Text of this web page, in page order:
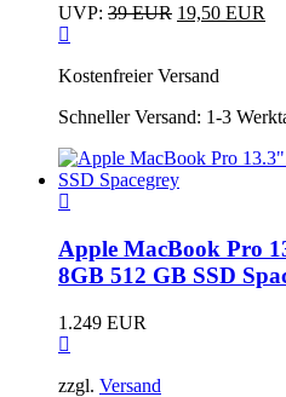
Die
Optionen
können
auf
der
gewählt
werden
UVP: 39EUR Ursprünglicher
39 EUR
19,50 EUR
Dieses
weist
Varianten
Die
Optionen
können
der
Produktseite
werden
Kostenfreier Versand
Schneller Versand: 1-3
Apple MacBook Pro
8GB 512 GB SSD
1.249 EUR
zzgl. Versand